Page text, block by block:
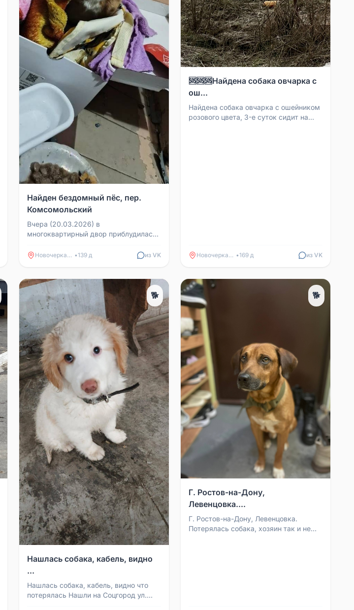
Найден бездомный пёс, пер.
Комсомольский
Вчера (20.03.2026) в
многоквартирный двор приблудилась
домашняя, очевидно, что потерялась...
Новочеркасск •139 д из VK
🆘🆘🆘Найдена собака овчарка с
ош...
Найдена собака овчарка с ошейником
розового цвета, 3-е суток сидит на
Новочеркасск •169 д из VK
🐕
Нашлась собака, кабель, видно
...
Нашлась собака, кабель, видно что
потерялась Нашли на Соцгород ул.
🐕
Г. Ростов-на-Дону,
Левенцовка....
Г. Ростов-на-Дону, Левенцовка.
Потерялась собака, хозяин так и не